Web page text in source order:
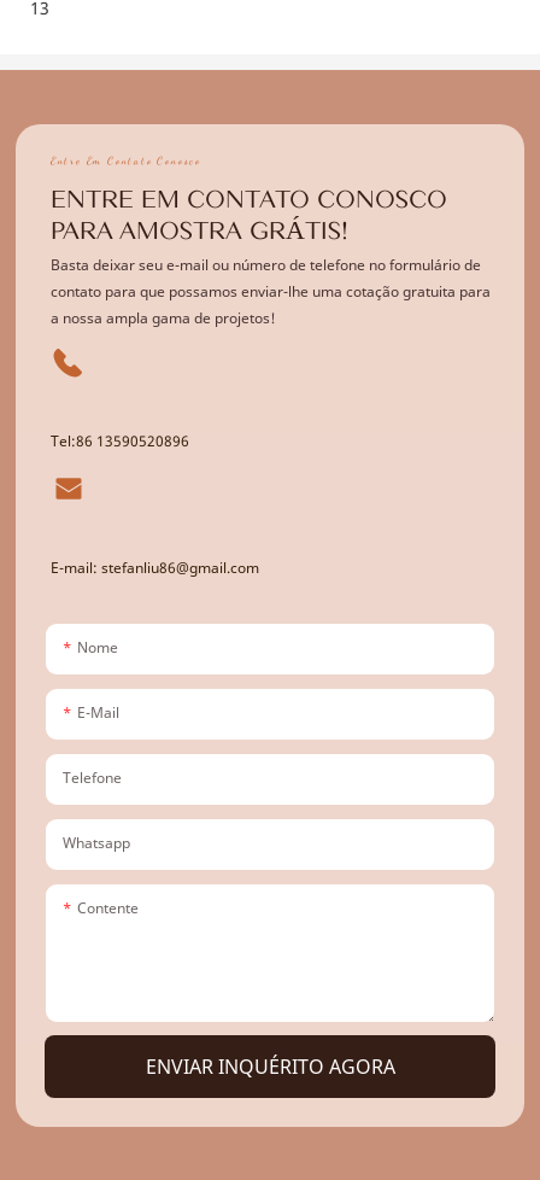
Entre Em Contato Conosco
ENTRE EM CONTATO CONOSCO
PARA AMOSTRA GRÁTIS!
Basta deixar seu e-mail ou número de telefone no formulário de
contato para que possamos enviar-lhe uma cotação gratuita para
a nossa ampla gama de projetos!
Tel:86 13590520896
E-mail: stefanliu86@gmail.com
Nome
E-Mail
Telefone
Whatsapp
Contente
ENVIAR INQUÉRITO AGORA